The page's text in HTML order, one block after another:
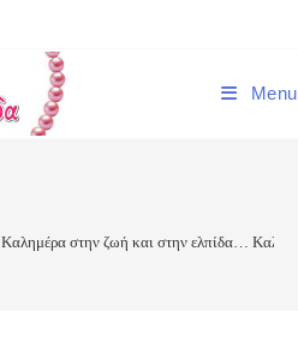
Menu
Καλημέρα στην ζωή και στην ελπίδα… Καλή